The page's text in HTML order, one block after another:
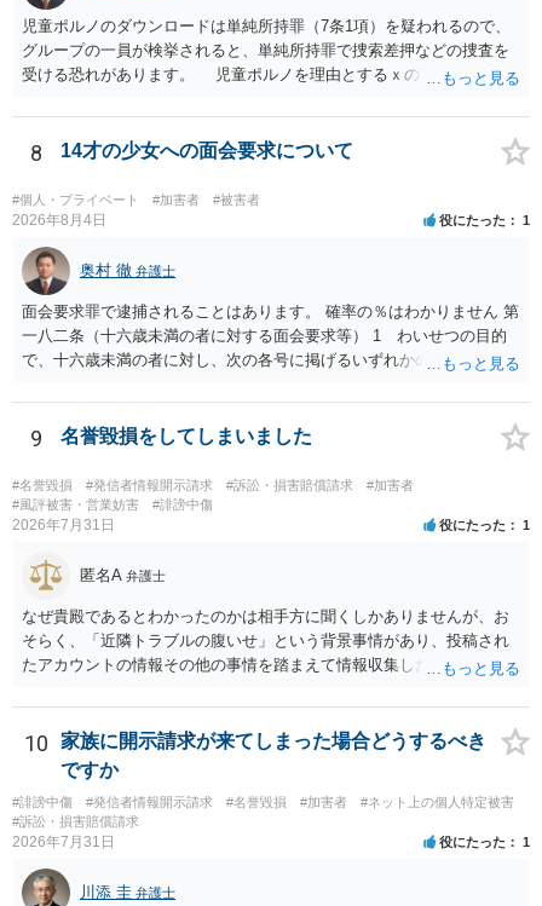
児童ポルノのダウンロードは単純所持罪（7条1項）を疑われるので、
グループの一員が検挙されると、単純所持罪で捜索差押などの捜査を
受ける恐れがあります。 児童ポルノを理由とするｘのアカウント凍
は珍しくない）、これも捜索差押を受けるおそれがあります
8 14才の少女への面会要求について
#個人・プライベート #加害者 #被害者
2026年8月4日 役にたった 1
奥村 徹 弁護士
面会要求罪で逮捕されることはあります。 確率の％はわかりません 第
一八二条（十六歳未満の者に対する面会要求等） 1 わいせつの目的
で、十六歳未満の者に対し、次の各号に掲げるいずれかの行為をした
が生まれた日より五年以上前の日に生まれた者に限る。）は、一年以
下の拘禁刑又は五十万円以下の罰金に処する。 一 威迫し、偽計を用
い又は誘惑して面会を要求すること。 二 拒まれたにもかかわらず、
反復して面会を要求すること。 三 金銭その他の利益を供与し、又は
その申込み若しくは約束をして面会を要求すること。 2前項の罪を犯
し、よってわいせつの目的で当該十六歳未満の者と面会をした者は、
9 名誉毀損をしてしまいました
#名誉毀損 #発信者情報開示請求 #訴訟・損害賠償請求
#加害者
#風評被害・営業妨害
#誹謗中傷
2026年7月31日 役にたった 1
匿名A 弁護士
なぜ貴殿であるとわかったのかは相手方に聞くしかありませんが、お
そらく、「近隣トラブルの腹いせ」という背景事情があり、投稿され
たアカウントの情報その他の事情を踏まえて情報収集した結果、この
貴殿が投稿した事実を認めてしまったことで「答え合わせ」になって
しまったのではないでしょうか。 相手方の動きについても、相手方次
第ですので何とも言えません。公開の場で回答するには情報が乏し
く、ここで詳細を明らかにすることは事案の特定に繋がってしまうの
で、弁護士へ直接相談した方がよいです。
10
家族に開示請求が来てしまった場合どうするべき
ですか
#誹謗中傷 #発信者情報開示請求 #名誉毀損 #加害者
#ネット上の個人特定被害
#訴訟・損害賠償請求
2026年7月31日 役にたった 1
川添 圭 弁護士